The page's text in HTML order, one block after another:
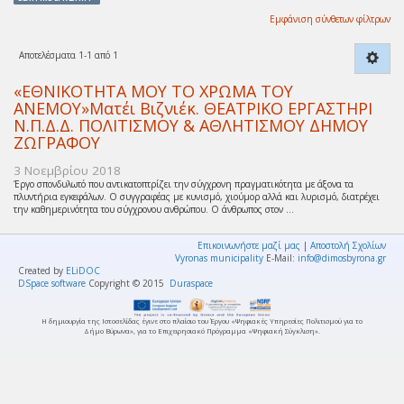
Εμφάνιση σύνθετων φίλτρων
Αποτελέσματα 1-1 από 1
«ΕΘΝΙΚΟΤΗΤΑ ΜΟΥ ΤΟ ΧΡΩΜΑ ΤΟΥ
ΑΝΕΜΟΥ»Ματέι Βιζνιέκ. ΘΕΑΤΡΙΚΟ ΕΡΓΑΣΤΗΡΙ
Ν.Π.Δ.Δ. ΠΟΛΙΤΙΣΜΟΥ & ΑΘΛΗΤΙΣΜΟΥ ΔΗΜΟΥ
ΖΩΓΡΑΦΟΥ
3 Νοεμβρίου 2018
Έργο σπονδυλωτό που αντικατοπτρίζει την σύγχρονη πραγματικότητα με άξονα τα
πλυντήρια εγκεφάλων. Ο συγγραφέας με κυνισμό, χιούμορ αλλά και λυρισμό, διατρέχει
την καθημερινότητα του σύγχρονου ανθρώπου. Ο άνθρωπος στον ...
Επικοινωνήστε μαζί μας | Αποστολή Σχολίων
Vyronas municipality E-Mail: info@dimosbyrona.gr
Created by ELiDOC
DSpace software Copyright © 2015 Duraspace
Η δημιουργία της Ιστοσελίδας έγινε στο πλαίσιο του Έργου «Ψηφιακές Υπηρεσίες Πολιτισμού για το
Δήμο Βύρωνα», για το Επιχειρησιακό Πρόγραμμα «Ψηφιακή Σύγκλιση».